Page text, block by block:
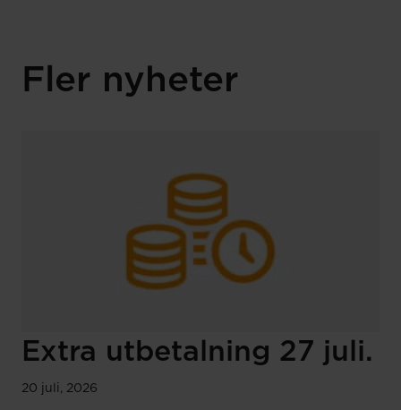
Fler nyheter
Extra utbetalning 27 juli.
20 juli, 2026